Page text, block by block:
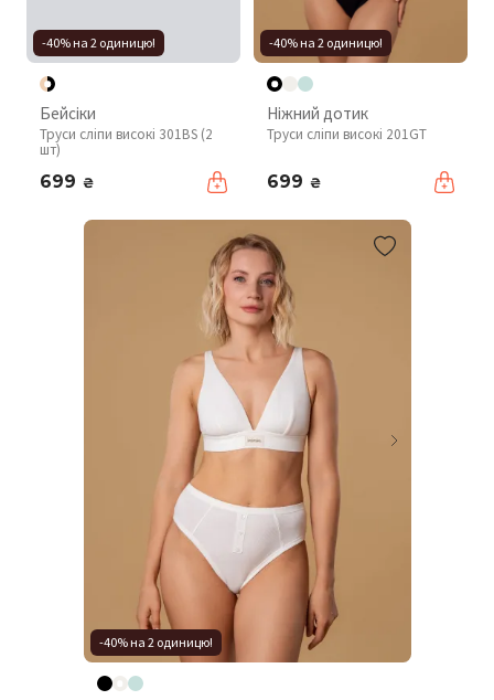
-40% на 2 одиницю!
Бейсіки
Труси сліпи високі 301BS (2
шт)
699 ₴
-40% на 2 одиницю!
Ніжний дотик
Труси сліпи високі 201GT
699 ₴
-40% на 2 одиницю!